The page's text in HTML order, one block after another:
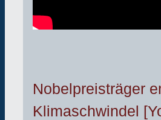
Nobelpreisträger
Klimaschwindel